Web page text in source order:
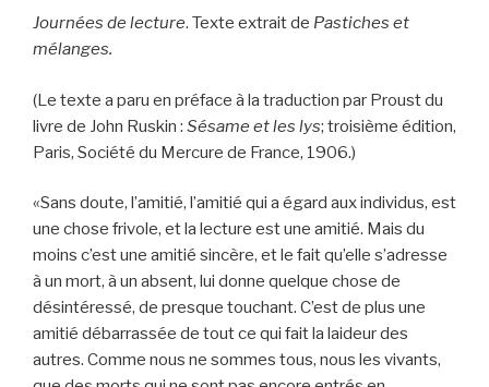
Journées de lecture. Texte extrait de Pastiches et
mélanges.
(Le texte a paru en préface à la traduction par Proust du
livre de John Ruskin : Sésame et les lys; troisième édition,
Paris, Société du Mercure de France, 1906.)
«Sans doute, l’amitié, l’amitié qui a égard aux individus, est
une chose frivole, et la lecture est une amitié. Mais du
moins c’est une amitié sincère, et le fait qu’elle s’adresse
à un mort, à un absent, lui donne quelque chose de
désintéressé, de presque touchant. C’est de plus une
amitié débarrassée de tout ce qui fait la laideur des
autres. Comme nous ne sommes tous, nous les vivants,